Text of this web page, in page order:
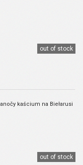
out of stock
kaścium na Biełarusi
out of stock